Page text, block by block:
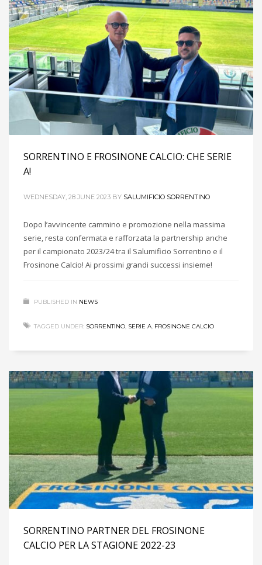
SORRENTINO E FROSINONE CALCIO: CHE SERIE
A!
WEDNESDAY, 28 JUNE 2023 BY SALUMIFICIO SORRENTINO
Dopo l’avvincente cammino e promozione nella massima
serie, resta confermata e rafforzata la partnership anche
per il campionato 2023/24 tra il Salumificio Sorrentino e il
Frosinone Calcio! Ai prossimi grandi successi insieme!
PUBLISHED IN NEWS
TAGGED UNDER: SORRENTINO, SERIE A, FROSINONE CALCIO
SORRENTINO PARTNER DEL FROSINONE
CALCIO PER LA STAGIONE 2022-23